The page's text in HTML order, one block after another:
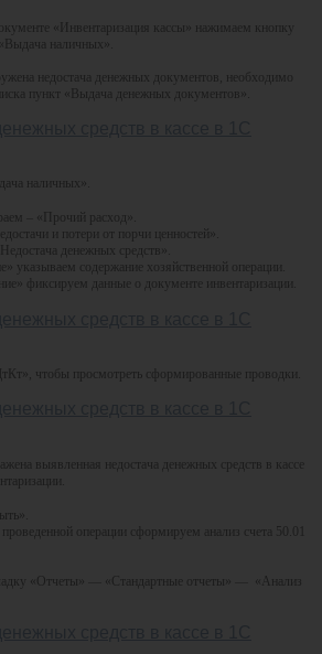
«Инвентаризация кассы» нажимаем кнопку
наличных».
недостача денежных документов, необходимо
пункт «Выдача денежных документов».
наличных».
– «Прочий расход».
и потери от порчи ценностей».
денежных средств».
указываем содержание хозяйственной операции.
фиксируем данные о документе инвентаризации.
чтобы просмотреть сформированные проводки.
выявленная недостача денежных средств в кассе
операции сформируем анализ счета 50.01
«Отчеты» — «Стандартные отчеты» — «Анализ